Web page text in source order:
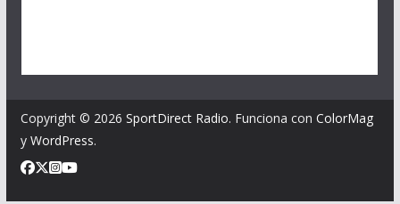
Copyright © 2026 SportDirect Radio. Funciona con ColorMag
y WordPress.